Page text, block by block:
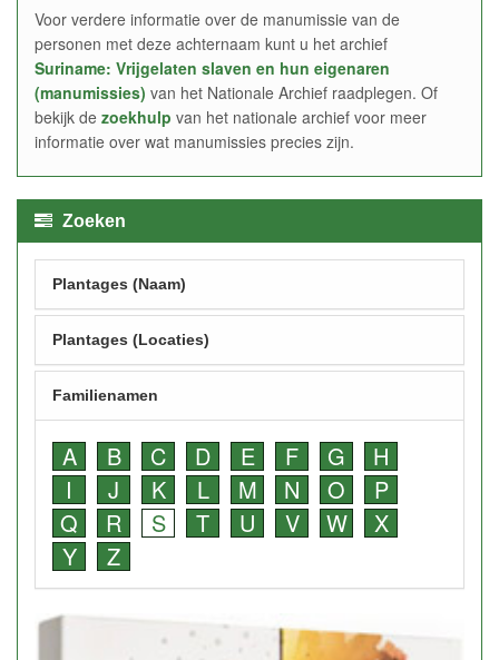
Voor verdere informatie over de manumissie van de
personen met deze achternaam kunt u het archief
Suriname: Vrijgelaten slaven en hun eigenaren
(manumissies) van het Nationale Archief raadplegen. Of
bekijk de zoekhulp van het nationale archief voor meer
informatie over wat manumissies precies zijn.
Zoeken
Plantages (Naam)
Plantages (Locaties)
Familienamen
A B C D E F G
H
I
J K L M N O
P
Q
R S T U V W
X
Y
Z